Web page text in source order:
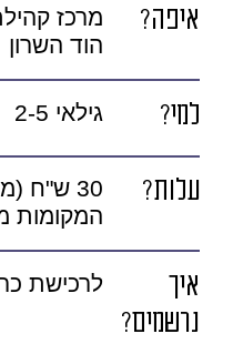
איפה?
הוד השרון
למי? גילאי 2-5
עלות?
30 ש"ח
המקומות
איך
נרשמים?
לרכישת